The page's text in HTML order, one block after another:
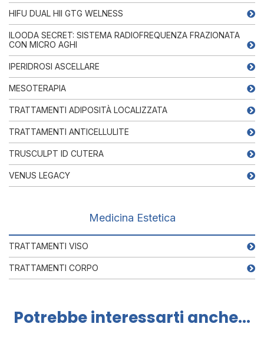
HIFU DUAL HII GTG WELNESS
ILOODA SECRET: SISTEMA RADIOFREQUENZA FRAZIONATA
CON MICRO AGHI
IPERIDROSI ASCELLARE
MESOTERAPIA
TRATTAMENTI ADIPOSITÀ LOCALIZZATA
TRATTAMENTI ANTICELLULITE
TRUSCULPT ID CUTERA
VENUS LEGACY
Medicina Estetica
TRATTAMENTI VISO
TRATTAMENTI CORPO
Potrebbe interessarti anche...